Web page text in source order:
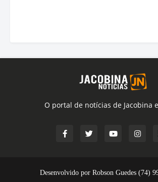
O portal de notícias de Jacobina
Desenvolvido por Robson Guedes (74)